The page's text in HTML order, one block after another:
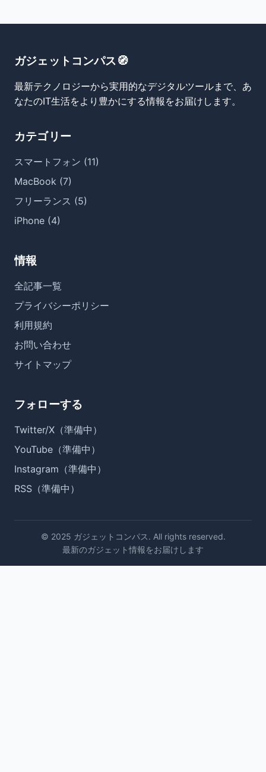
ガジェットコンパス🧭
最新テクノロジーから実用的なデジタルツールまで、あ
なたのIT生活をより豊かにする情報をお届けします。
カテゴリー
スマートフォン (11)
MacBook (7)
フリーランス (5)
iPhone (4)
情報
全記事一覧
プライバシーポリシー
利用規約
お問い合わせ
サイトマップ
フォローする
Twitter/X（準備中）
YouTube（準備中）
Instagram（準備中）
RSS（準備中）
© 2025 ガジェットコンパス. All rights reserved.
最新のガジェット情報をお届けします